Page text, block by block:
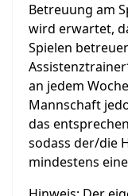
Betreuung am
wird erwartet,
Spielen
an jedem
Mannschaft
das
sodass der/die
mindestens